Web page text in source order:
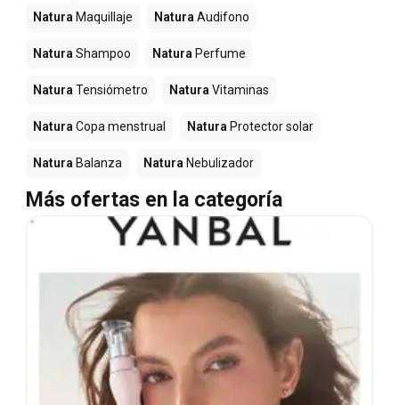
Natura Maquillaje Natura Audifono
Natura Shampoo Natura Perfume
Natura Tensiómetro Natura Vitaminas
Natura Copa menstrual Natura Protector solar
Natura Balanza Natura Nebulizador
Más ofertas en la categoría